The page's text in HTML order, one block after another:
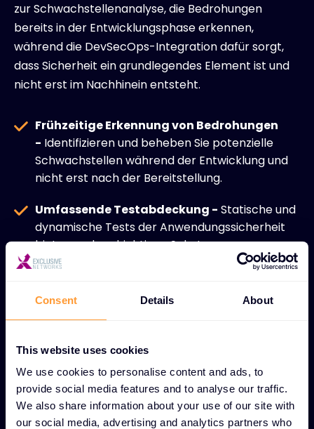
Consent Details About
This website uses cookies
We use cookies to personalise content and ads, to
provide social media features and to analyse our traffic.
We also share information about your use of our site with
our social media, advertising and analytics partners who
zur Schwachstellenanalyse, die Bedrohungen
bereits in der Entwicklungsphase erkennen,
während die DevSecOps-Integration dafür sorgt,
dass Sicherheit ein grundlegendes Element ist und
nicht erst im Nachhinein entsteht.
Frühzeitige Erkennung von Bedrohungen
- Identifizieren und beheben Sie potenzielle
Schwachstellen während der Entwicklung und
nicht erst nach der Bereitstellung.
Umfassende Testabdeckung - Statische und
dynamische Tests der Anwendungssicherheit
bieten mehrschichtigen Schutz.
Einbettung der Sicherheit in bestehende
-Schulungen zur sicheren Kodierung befähigen
Entwicklungsteams, sicherheitsorientierte
Anwendungen zu erstellen.